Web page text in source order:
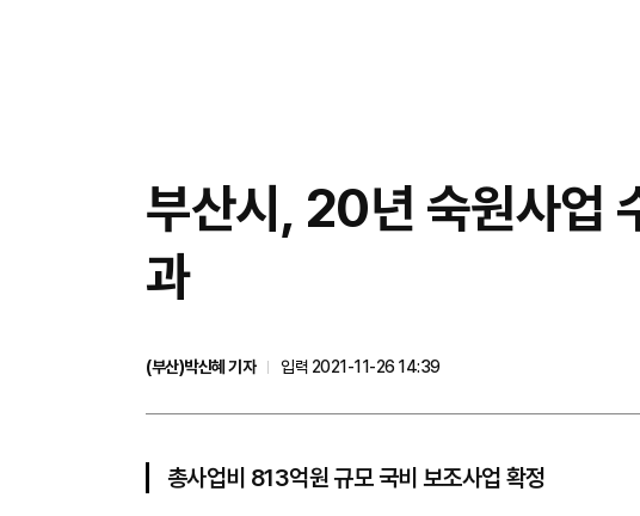
부산시, 20년 숙원사업
과
(부산)박신혜 기자
입력 2021-11-26 14:39
총사업비 813억원 규모 국비 보조사업 확정